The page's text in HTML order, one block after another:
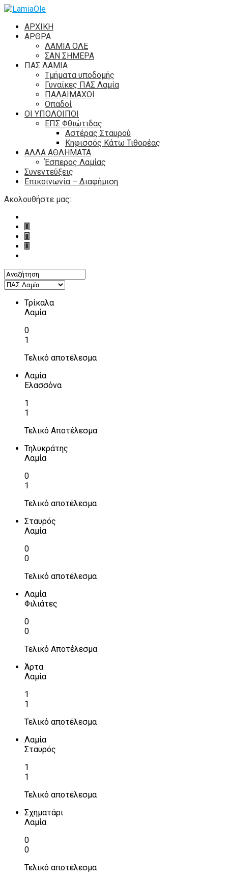
ΑΡΧΙΚΗ
ΑΡΘΡΑ
ΛΑΜΙΑ ΟΛΕ
ΣΑΝ ΣΗΜΕΡΑ
ΠΑΣ ΛΑΜΙΑ
Τμήματα υποδομής
Γυναίκες ΠΑΣ Λαμία
ΠΑΛΑΙΜΑΧΟΙ
Οπαδοί
ΟΙ ΥΠΟΛΟΙΠΟΙ
ΕΠΣ Φθιώτιδας
Αστέρας Σταυρού
Κηφισσός Κάτω Τιθορέας
ΑΛΛΑ ΑΘΛΗΜΑΤΑ
Έσπερος Λαμίας
Συνεντεύξεις
Επικοινωνία – Διαφήμιση
Ακολουθήστε μας:
Τρίκαλα
Λαμία
0
1
Τελικό αποτέλεσμα
Λαμία
Ελασσόνα
1
1
Τελικό Αποτέλεσμα
Τηλυκράτης
Λαμία
0
1
Τελικό αποτέλεσμα
Σταυρός
Λαμία
0
0
Τελικό αποτέλεσμα
Λαμία
Φιλιάτες
0
0
Τελικό Αποτέλεσμα
Άρτα
Λαμία
1
1
Τελικό αποτέλεσμα
Λαμία
Σταυρός
1
1
Τελικό αποτέλεσμα
Σχηματάρι
Λαμία
0
0
Τελικό αποτέλεσμα